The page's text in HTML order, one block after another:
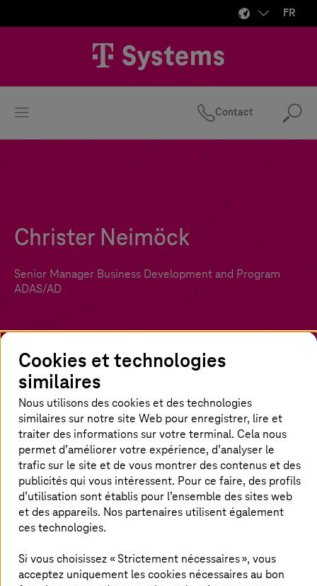
FR
Contact
Christer Neimöck
Senior Manager Business Development and Program
ADAS/AD
Accueil Perspectives Actualités
Aperçu des auteurs
ChristerNeimöck
À propos de l’auteur
Cookies et technologies
similaires
Nous utilisons des cookies et des technologies
similaires sur notre site Web pour enregistrer, lire et
traiter des informations sur votre terminal. Cela nous
permet d’améliorer votre expérience, d’analyser le
trafic sur le site et de vous montrer des contenus et des
publicités qui vous intéressent. Pour ce faire, des profils
d’utilisation sont établis pour l’ensemble des sites web
et des appareils. Nos partenaires utilisent également
ces technologies.
Si vous choisissez « Strictement nécessaires », vous
acceptez uniquement les cookies nécessaires au bon